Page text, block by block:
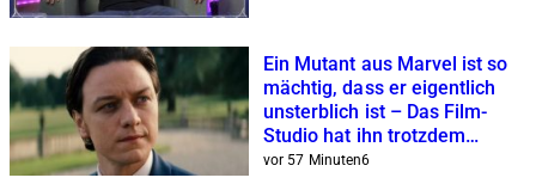
Ein Mutant aus Marvel ist so
mächtig, dass er eigentlich
unsterblich ist – Das Film-
Studio hat ihn trotzdem
unspektakulär erledigt
vor 57 Minuten6